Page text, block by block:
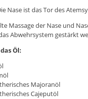
Nase ist das Tor des
Massage der Nase und
Abwehrsystem gestärkt
Öl:
Majoranöl
Cajeputöl